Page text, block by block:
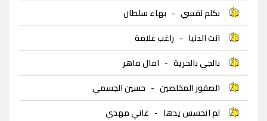
بكلم نفسي - بهاء سلطان
انت الدنيا - راغب علامة
بالجي بالحرية - امال ماهر
الصقور المخلصين - حسين الجسمي
لم اتحسس يدها - غاني مهدي